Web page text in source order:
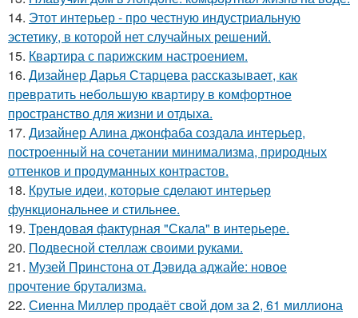
14. Этот интерьер - про честную индустриальную
эстетику, в которой нет случайных решений.
15. Квартира с парижским настроением.
16. Дизайнер Дарья Старцева рассказывает, как
превратить небольшую квартиру в комфортное
пространство для жизни и отдыха.
17. Дизайнер Алина джонфаба создала интерьер,
построенный на сочетании минимализма, природных
оттенков и продуманных контрастов.
18. Крутые идеи, которые сделают интерьер
функциональнее и стильнее.
19. Трендовая фактурная "Скала" в интерьере.
20. Подвесной стеллаж своими руками.
21. Музей Принстона от Дэвида аджайе: новое
прочтение брутализма.
22. Сиенна Миллер продаёт свой дом за 2, 61 миллиона